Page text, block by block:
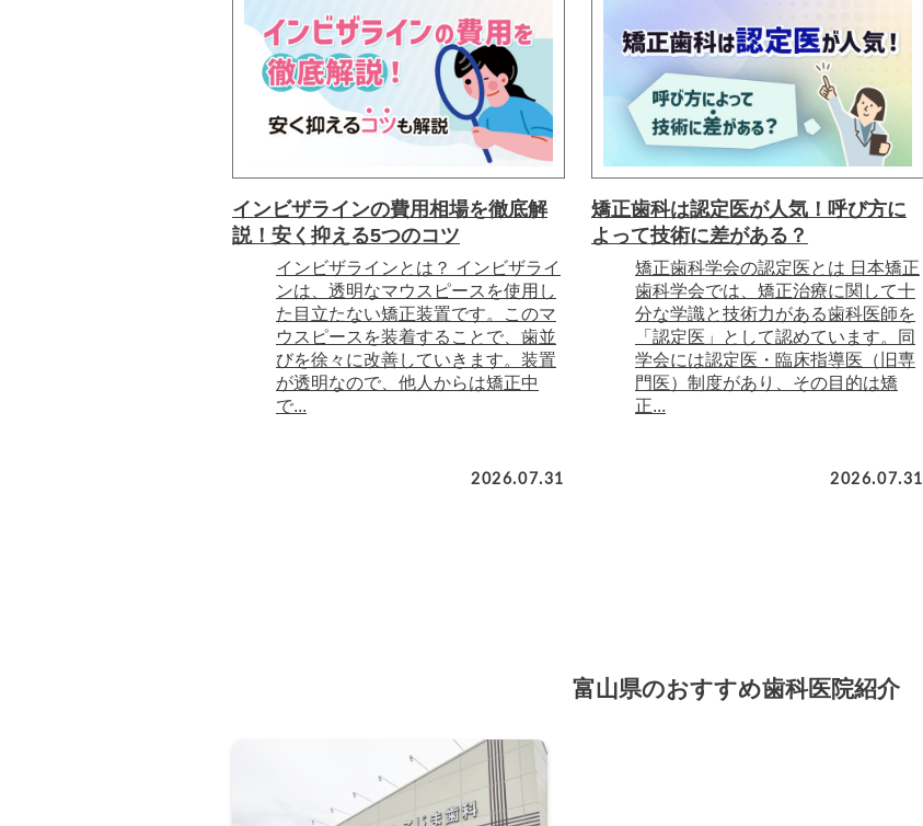
インビザラインの費用相場を徹底解
説！安く抑える5つのコツ
インビザラインとは？ インビザライ
ンは、透明なマウスピースを使用し
た目立たない矯正装置です。このマ
ウスピースを装着することで、歯並
びを徐々に改善していきます。装置
が透明なので、他人からは矯正中
で...
2026.07.31
矯正歯科は認定医が人気！呼び方に
よって技術に差がある？
矯正歯科学会の認定医とは 日本矯正
歯科学会では、矯正治療に関して十
分な学識と技術力がある歯科医師を
「認定医」として認めています。同
学会には認定医・臨床指導医（旧専
門医）制度があり、その目的は矯
正...
2026.07.31
富山県のおすすめ歯科医院紹介